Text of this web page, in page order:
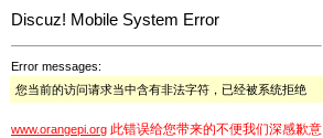
Discuz! Mobile System Error
Error messages:
您当前的访问请求当中含有非法字符，已经被系统拒绝
www.orangepi.org 此错误给您带来的不便我们深感歉意